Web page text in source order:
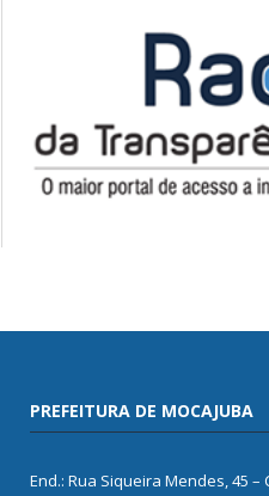
PREFEITURA DE MOCAJUBA
End.: Rua Siqueira Mendes, 45